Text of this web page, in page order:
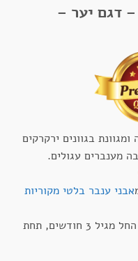
דגם יער –
בגוונים ירקרקים
מענברים עגולים.
אבני ענבר בלטי מקוריות
שרשראות הענברים מתאימות לענידה החל מגיל 3 חודשים, תחת